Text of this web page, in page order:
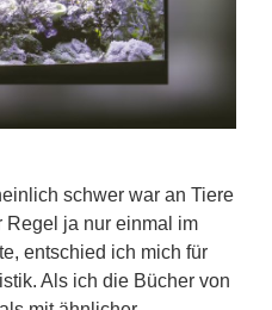
schwer war an Tiere
Regel ja nur einmal im
entschied ich mich für
Als ich die Bücher von